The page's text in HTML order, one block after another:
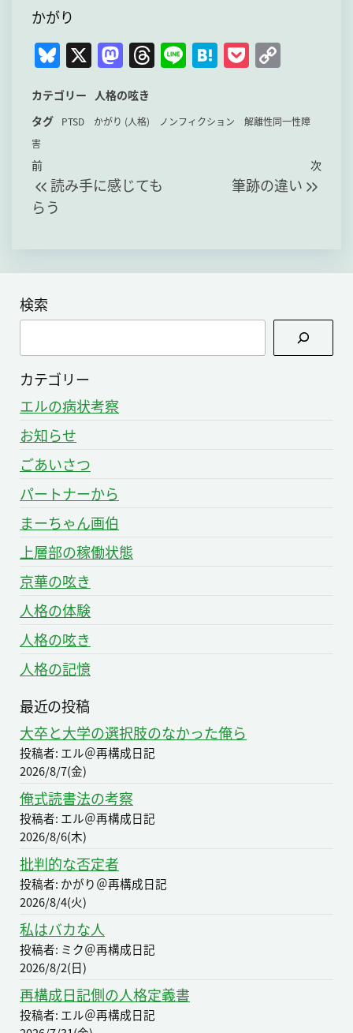
かがり
Bl
u
e
s
y
X M
a
st
o
o
T
hr
a
s
Li
n
H
at
n
P
o
k y
n
カテゴリー
人格の呟き
タグ
PTSD かがり (人格) ノンフィクション
解離性同一性障
害
投
稿
ナ
ゲ
ー
シ
ョ
ン
過
去
の
前
読み手に感じても
らう
次
次
筆跡の違い
検索
索
カテゴリー
エルの病状考察
お知らせ
ごあいさつ
パートナーから
まーちゃん画伯
上層部の稼働状態
京華の呟き
人格の体験
人格の呟き
人格の記憶
最近の投稿
大卒と大学の選択肢のなかった俺ら
投稿者: エル＠再構成日記
2026/8/7(金)
俺式読書法の考察
投稿者: エル＠再構成日記
2026/8/6(木)
批判的な否定者
投稿者: かがり＠再構成日記
2026/8/4(火)
私はバカな人
投稿者: ミク＠再構成日記
2026/8/2(日)
再構成日記側の人格定義書
投稿者: エル＠再構成日記